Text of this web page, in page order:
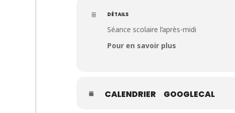
DÉTAILS
Séance scolaire l’après-midi
Pour en savoir plus
CALENDRIER GOOGLECAL